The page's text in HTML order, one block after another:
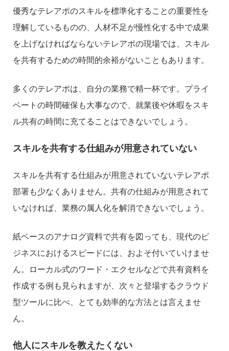
優秀なテレアポのスキルを標準化することの重要性を
理解しているものの、人材不足が慢性化する中で成果
を上げなければならないテレアポの現場では、スキル
を共有するための時間的余裕がないこともあります。
多くのテレアポは、自分の業務で精一杯です。プライ
ベートの時間確保も大事なので、就業後や休暇をスキ
ル共有の時間に充てることはできないでしょう。
スキルを共有する仕組みが用意されていない
スキルを共有する仕組みが用意されていないテレアポ
部署も少なくありません。共有の仕組みが用意されて
いなければ、業務の属人化を解消できないでしょう。
紙ベースのアナログ資料で共有を図っても、現代のビ
ジネスにおけるスピードには、およそ付いていけませ
ん。ローカル式のワード・エクセルなどで共有資料を
作成する例も見られますが、次々と登場するクラウド
型ツールに比べ、とても効率的な方法とは言えませ
ん。
他人にスキルを教えたくない